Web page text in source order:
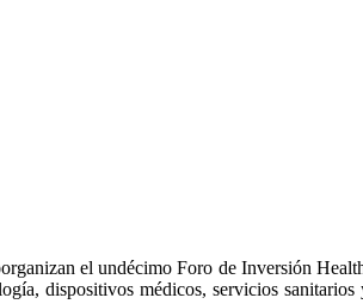
el undécimo Foro de Inversión
dispositivos médicos, servicios